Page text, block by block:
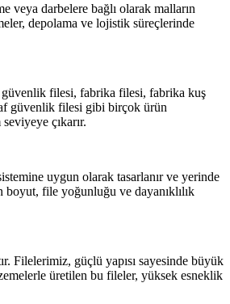
veya darbelere bağlı olarak malların
depolama ve lojistik süreçlerinde
filesi, fabrika filesi, fabrika kuş
güvenlik filesi gibi birçok ürün
çıkarır.
uygun olarak tasarlanır ve yerinde
file yoğunluğu ve dayanıklılık
Filelerimiz, güçlü yapısı sayesinde büyük
üretilen bu fileler, yüksek esneklik